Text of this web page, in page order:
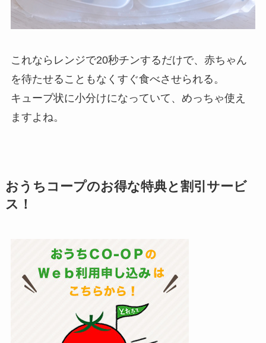
これならレンジで20秒チンするだけで、赤ちゃん
を待たせることもなくすぐ食べさせられる。
キューブ状に小分けになっていて、めっちゃ使え
ますよね。
おうちコープのお得な特典と割引サービ
ス！